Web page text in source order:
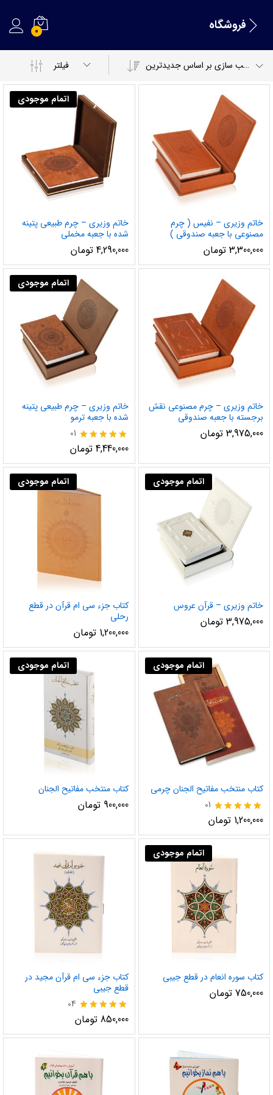
فروشگاه 0
فیلتر مرتب سازی بر اساس جدیدترین
خاتم وزیری – نفیس ( چرم
مصنوعی با جعبه صندوقی )
3,300,000 تومان
اتمام موجودی
خاتم وزیری – چرم طبیعی پتینه
شده با جعبه مخملی
4,290,000 تومان
خاتم وزیری – چرم مصنوعی نقش
برجسته با جعبه صندوقی
3,975,000 تومان
اتمام موجودی
خاتم وزیری – چرم طبیعی پتینه
شده با جعبه ترمو
نمره
5.00
از 5
01
4,440,000 تومان
اتمام موجودی
خاتم وزیری – قرآن عروس
3,975,000 تومان
اتمام موجودی
کتاب جزء سی ام قرآن در قطع
رحلی
1,200,000 تومان
اتمام موجودی
کتاب منتخب مفاتیح الجنان چرمی
نمره
5.00
از 5
01
1,200,000 تومان
اتمام موجودی
کتاب منتخب مفاتیح الجنان
900,000 تومان
اتمام موجودی
کتاب سوره انعام در قطع جیبی
750,000 تومان
کتاب جزء سی ام قرآن مجید در
قطع جیبی
نمره
5.00
از 5
04
850,000 تومان